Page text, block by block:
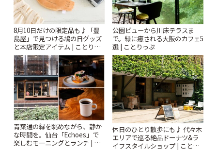
8月10日だけの限定品も♪「豊
島屋」で見つける鳩の日グッズ
と本店限定アイテム | ことりっ
ぷ
公園ビューから川床テラスま
で。緑に癒される大阪のカフェ5
選 | ことりっぷ
青葉通の緑を眺めながら、静か
な時間を。仙台「Echoes」で
楽しむモーニングとランチ | こ
休日のひとり散歩にも♪ 代々木
エリアで巡る絶品ドーナツ&ラ
イフスタイルショップ | ことり